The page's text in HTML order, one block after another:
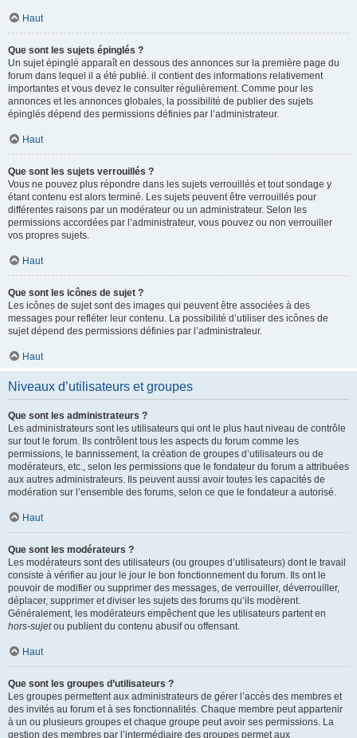
Haut
Que sont les sujets épinglés ?
Un sujet épinglé apparaît en dessous des annonces sur la première page du
forum dans lequel il a été publié. il contient des informations relativement
importantes et vous devez le consulter régulièrement. Comme pour les
annonces et les annonces globales, la possibilité de publier des sujets
épinglés dépend des permissions définies par l’administrateur.
Haut
Que sont les sujets verrouillés ?
Vous ne pouvez plus répondre dans les sujets verrouillés et tout sondage y
étant contenu est alors terminé. Les sujets peuvent être verrouillés pour
différentes raisons par un modérateur ou un administrateur. Selon les
permissions accordées par l’administrateur, vous pouvez ou non verrouiller
vos propres sujets.
Haut
Que sont les icônes de sujet ?
Les icônes de sujet sont des images qui peuvent être associées à des
messages pour refléter leur contenu. La possibilité d’utiliser des icônes de
sujet dépend des permissions définies par l’administrateur.
Haut
Niveaux d’utilisateurs et groupes
Que sont les administrateurs ?
Les administrateurs sont les utilisateurs qui ont le plus haut niveau de contrôle
sur tout le forum. Ils contrôlent tous les aspects du forum comme les
permissions, le bannissement, la création de groupes d’utilisateurs ou de
modérateurs, etc., selon les permissions que le fondateur du forum a attribuées
aux autres administrateurs. Ils peuvent aussi avoir toutes les capacités de
modération sur l’ensemble des forums, selon ce que le fondateur a autorisé.
Haut
Que sont les modérateurs ?
Les modérateurs sont des utilisateurs (ou groupes d’utilisateurs) dont le travail
consiste à vérifier au jour le jour le bon fonctionnement du forum. Ils ont le
pouvoir de modifier ou supprimer des messages, de verrouiller, déverrouiller,
déplacer, supprimer et diviser les sujets des forums qu’ils modèrent.
Généralement, les modérateurs empêchent que les utilisateurs partent en
hors-sujetou publient du contenu abusif ou offensant.
Haut
Que sont les groupes d’utilisateurs ?
Les groupes permettent aux administrateurs de gérer l’accès des membres et
des invités au forum et à ses fonctionnalités. Chaque membre peut appartenir
à un ou plusieurs groupes et chaque groupe peut avoir ses permissions. La
gestion des membres par l’intermédiaire des groupes permet aux